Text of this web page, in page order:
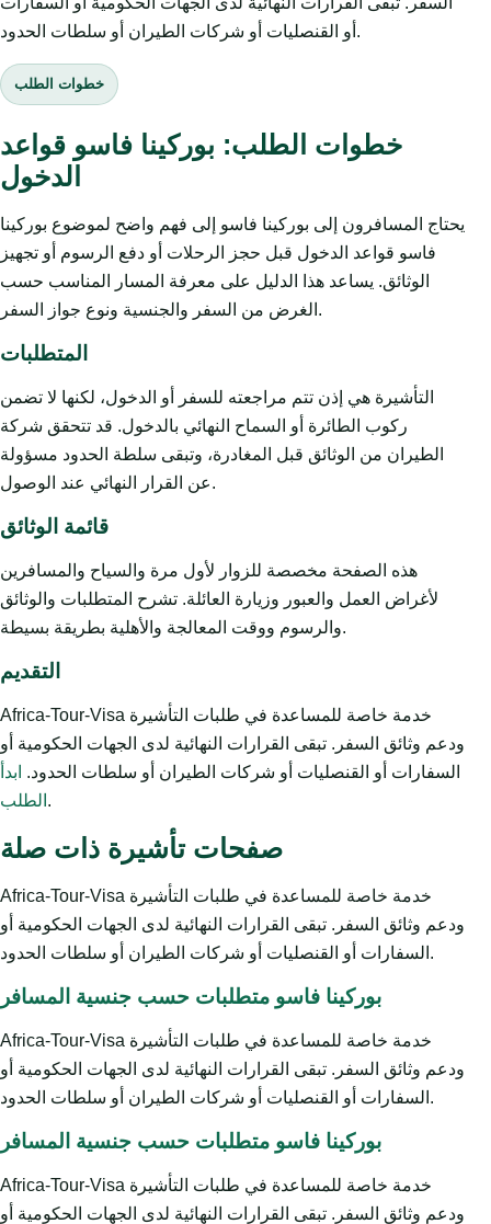
أو القنصليات أو شركات الطيران أو سلطات الحدود.
خطوات الطلب
خطوات الطلب: بوركينا فاسو قواعد
الدخول
يحتاج المسافرون إلى بوركينا فاسو إلى فهم واضح لموضوع بوركينا
فاسو قواعد الدخول قبل حجز الرحلات أو دفع الرسوم أو تجهيز
الوثائق. يساعد هذا الدليل على معرفة المسار المناسب حسب
الغرض من السفر والجنسية ونوع جواز السفر.
المتطلبات
التأشيرة هي إذن تتم مراجعته للسفر أو الدخول، لكنها لا تضمن
ركوب الطائرة أو السماح النهائي بالدخول. قد تتحقق شركة
الطيران من الوثائق قبل المغادرة، وتبقى سلطة الحدود مسؤولة
عن القرار النهائي عند الوصول.
قائمة الوثائق
هذه الصفحة مخصصة للزوار لأول مرة والسياح والمسافرين
لأغراض العمل والعبور وزيارة العائلة. تشرح المتطلبات والوثائق
والرسوم ووقت المعالجة والأهلية بطريقة بسيطة.
التقديم
Africa-Tour-Visa خدمة خاصة للمساعدة في طلبات التأشيرة
ودعم وثائق السفر. تبقى القرارات النهائية لدى الجهات الحكومية أو
السفارات أو القنصليات أو شركات الطيران أو سلطات الحدود. ابدأ
الطلب .
صفحات تأشيرة ذات صلة
Africa-Tour-Visa خدمة خاصة للمساعدة في طلبات التأشيرة
ودعم وثائق السفر. تبقى القرارات النهائية لدى الجهات الحكومية أو
السفارات أو القنصليات أو شركات الطيران أو سلطات الحدود.
بوركينا فاسو متطلبات حسب جنسية المسافر
Africa-Tour-Visa خدمة خاصة للمساعدة في طلبات التأشيرة
ودعم وثائق السفر. تبقى القرارات النهائية لدى الجهات الحكومية أو
السفارات أو القنصليات أو شركات الطيران أو سلطات الحدود.
بوركينا فاسو متطلبات حسب جنسية المسافر
Africa-Tour-Visa خدمة خاصة للمساعدة في طلبات التأشيرة
ودعم وثائق السفر. تبقى القرارات النهائية لدى الجهات الحكومية أو